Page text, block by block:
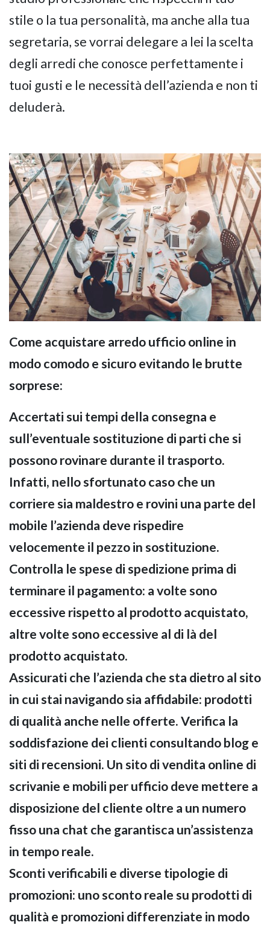
stile o la tua personalità, ma anche alla tua
segretaria, se vorrai delegare a lei la scelta
degli arredi che conosce perfettamente i
tuoi gusti e le necessità dell’azienda e non ti
deluderà.
Come acquistare arredo ufficio online in
modo comodo e sicuro evitando le brutte
sorprese:
Accertati sui tempi della consegna e
sull’eventuale sostituzione di parti che si
possono rovinare durante il trasporto.
Infatti, nello sfortunato caso che un
corriere sia maldestro e rovini una parte del
mobile l’azienda deve rispedire
velocemente il pezzo in sostituzione.
Controlla le spese di spedizione prima di
terminare il pagamento: a volte sono
eccessive rispetto al prodotto acquistato,
altre volte sono eccessive al di là del
prodotto acquistato.
Assicurati che l’azienda che sta dietro al sito
in cui stai navigando sia affidabile: prodotti
di qualità anche nelle offerte. Verifica la
soddisfazione dei clienti consultando blog e
siti di recensioni. Un sito di vendita online di
scrivanie e mobili per ufficio deve mettere a
disposizione del cliente oltre a un numero
fisso una chat che garantisca un’assistenza
in tempo reale.
Sconti verificabili e diverse tipologie di
promozioni: uno sconto reale su prodotti di
qualità e promozioni differenziate in modo